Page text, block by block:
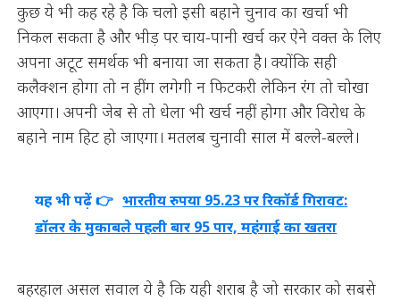
कुछ ये भी कह रहे है कि चलो इसी बहाने चुनाव का खर्चा भी
निकल सकता है और भीड़ पर चाय-पानी खर्च कर ऐने वक्त के लिए
अपना अटूट समर्थक भी बनाया जा सकता है। क्योंकि सही
कलैक्शन होगा तो न हींग लगेगी न फिटकरी लेकिन रंग तो चोखा
आएगा। अपनी जेब से तो धेला भी खर्च नहीं होगा और विरोध के
बहाने नाम हिट हो जाएगा। मतलब चुनावी साल में बल्ले-बल्ले।
यह भी पढ़ें 👉 भारतीय रुपया 95.23 पर रिकॉर्ड गिरावट:
डॉलर के मुकाबले पहली बार 95 पार, महंगाई का खतरा
बहरहाल असल सवाल ये है कि यही शराब है जो सरकार को सबसे